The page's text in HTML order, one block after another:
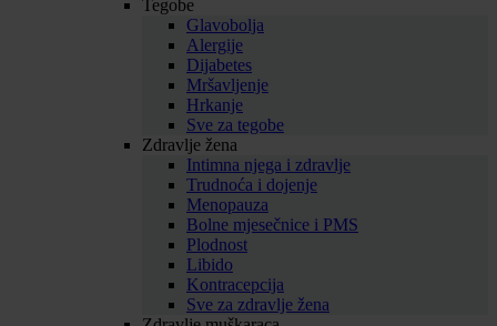
Tegobe
Glavobolja
Alergije
Dijabetes
Mršavljenje
Hrkanje
Sve za tegobe
Zdravlje žena
Intimna njega i zdravlje
Trudnoća i dojenje
Menopauza
Bolne mjesečnice i PMS
Plodnost
Libido
Kontracepcija
Sve za zdravlje žena